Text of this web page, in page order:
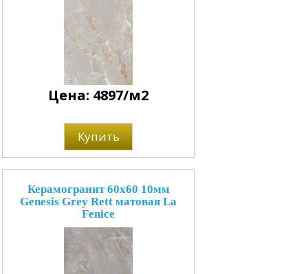
Цена: 4897/м2
Купить
Керамогранит 60x60 10мм
Genesis Grey Rett матовая La
Fenice